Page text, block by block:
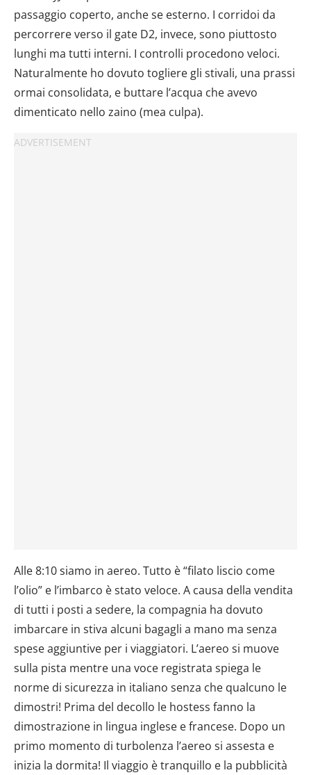
passaggio coperto, anche se esterno. I corridoi da
percorrere verso il gate D2, invece, sono piuttosto
lunghi ma tutti interni. I controlli procedono veloci.
Naturalmente ho dovuto togliere gli stivali, una prassi
ormai consolidata, e buttare l’acqua che avevo
dimenticato nello zaino (mea culpa).
Alle 8:10 siamo in aereo. Tutto è “filato liscio come
l’olio” e l’imbarco è stato veloce. A causa della vendita
di tutti i posti a sedere, la compagnia ha dovuto
imbarcare in stiva alcuni bagagli a mano ma senza
spese aggiuntive per i viaggiatori. L’aereo si muove
sulla pista mentre una voce registrata spiega le
norme di sicurezza in italiano senza che qualcuno le
dimostri! Prima del decollo le hostess fanno la
dimostrazione in lingua inglese e francese. Dopo un
primo momento di turbolenza l’aereo si assesta e
inizia la dormita! Il viaggio è tranquillo e la pubblicità